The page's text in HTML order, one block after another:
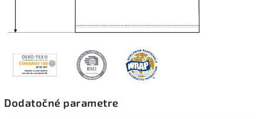
Dodatočné parametre